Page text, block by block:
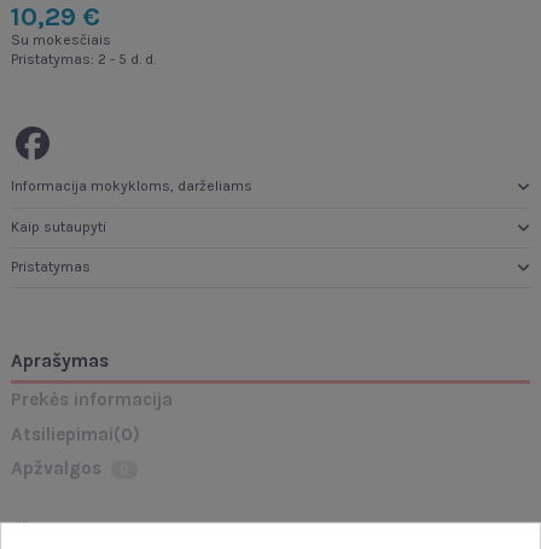
10,29 €
Su mokesčiais
Pristatymas: 2 - 5 d. d.
Informacija mokykloms, darželiams
Kaip sutaupyti
Pristatymas
Aprašymas
Prekės informacija
Atsiliepimai(0)
Apžvalgos
Iššokantys WOOPIE gyvūnai – tai puikus mokymosi ir pramogų derinys